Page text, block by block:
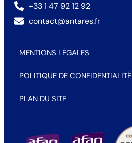
+33 1 47 92 12 92
contact@antares.fr
MENTIONS LÉGALES
POLITIQUE DE CONFIDENTIALITÉ
PLAN DU SITE